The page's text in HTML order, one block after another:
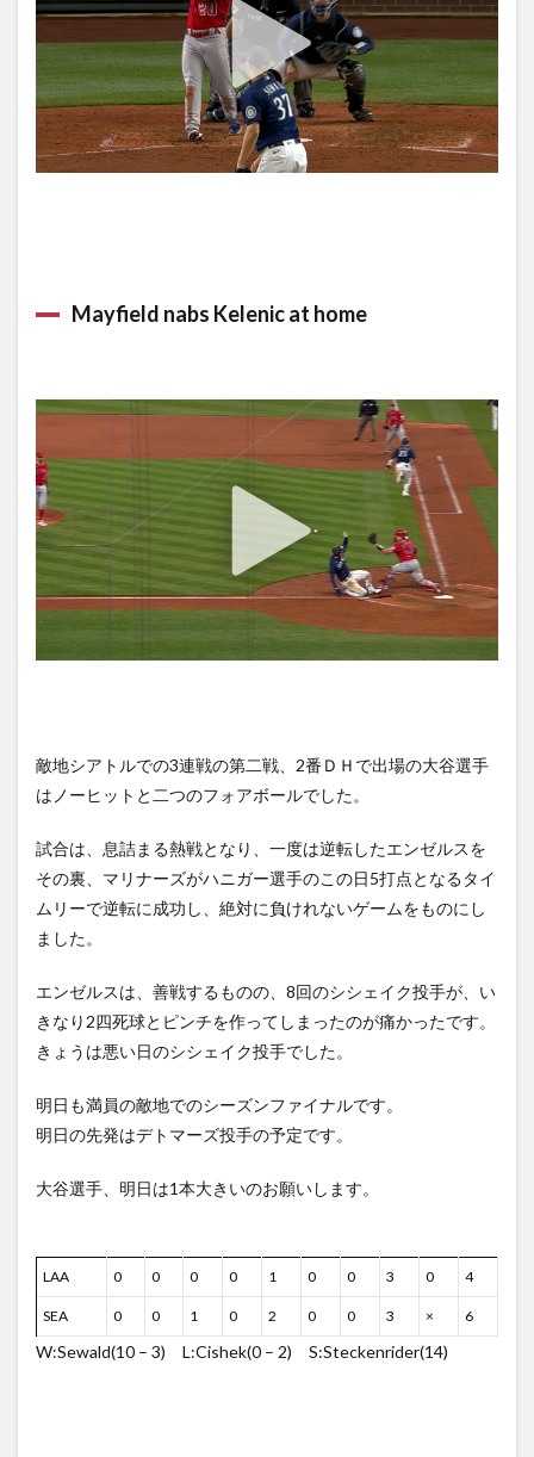
Mayfield nabs Kelenic at home
敵地シアトルでの3連戦の第二戦、2番ＤＨで出場の大谷選手
はノーヒットと二つのフォアボールでした。
試合は、息詰まる熱戦となり、一度は逆転したエンゼルスを
その裏、マリナーズがハニガー選手のこの日5打点となるタイ
ムリーで逆転に成功し、絶対に負けれないゲームをものにし
ました。
エンゼルスは、善戦するものの、8回のシシェイク投手が、い
きなり2四死球とピンチを作ってしまったのが痛かったです。
きょうは悪い日のシシェイク投手でした。
明日も満員の敵地でのシーズンファイナルです。
明日の先発はデトマーズ投手の予定です。
大谷選手、明日は1本大きいのお願いします。
LAA 0 0 0 0 1 0 0 3 0 4
SEA 0 0 1 0 2 0 0 3 × 6
W:Sewald(10 – 3) L:Cishek(0 – 2) S:Steckenrider(14)